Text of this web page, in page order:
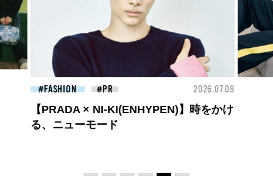
FASHION 2026.07.09
ロエベの新しい世界へようこそ。大胆な
コントラストとレイヤードの先に。装う